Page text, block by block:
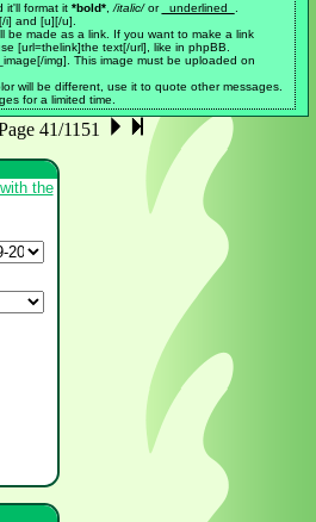
it'll format it *bold*,/italic/or _underlined_ .
i] and [u][/u].
be made as a link. If you want to make a link
[url=thelink]the text[/url], like in phpBB.
img]. This image must be uploaded on
will be different, use it to quote other messages.
for a limited time.
41/1151
the